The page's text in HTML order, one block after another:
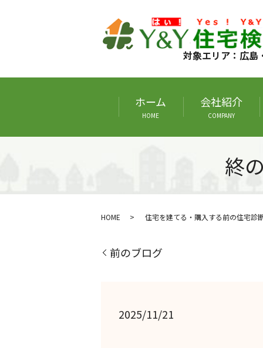
対象エリア：広島
ホーム
HOME
会社紹介
COMPANY
終
HOME 住宅を建てる・購入する前の住宅診
前のブログ
2025/11/21